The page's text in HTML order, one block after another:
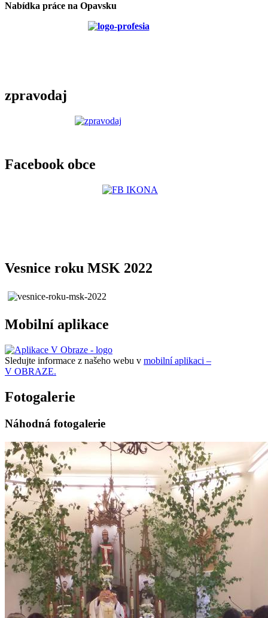
Nabídka práce na Opavsku
zpravodaj
Facebook obce
Vesnice roku MSK 2022
Mobilní aplikace
Sledujte informace z našeho webu v mobilní aplikaci –
V OBRAZE.
Fotogalerie
Náhodná fotogalerie